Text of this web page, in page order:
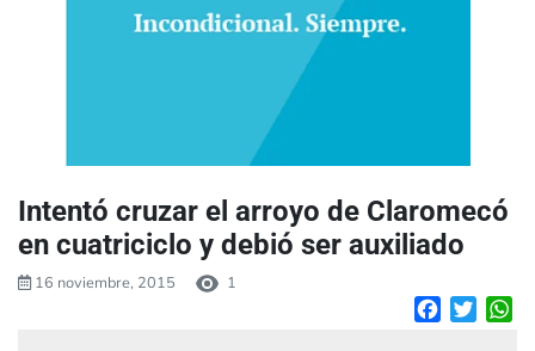
Intentó cruzar el arroyo de Claromecó
en cuatriciclo y debió ser auxiliado
16 noviembre, 2015 1
Facebook